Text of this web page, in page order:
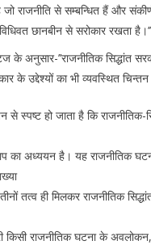
जो राजनीति से सम्बन्धित हैं और
छानबीन से सरोकार रखता है।’’
के अनुसार-’’राजनीतिक सिद्धांत
के उद्देश्यों का भी व्यवस्थित चिन्तन
से स्पष्ट हो जाता है कि राजनीतिक-
का अध्ययन है। यह राजनीतिक
तत्व ही मिलकर राजनीतिक
किसी राजनीतिक घटना के